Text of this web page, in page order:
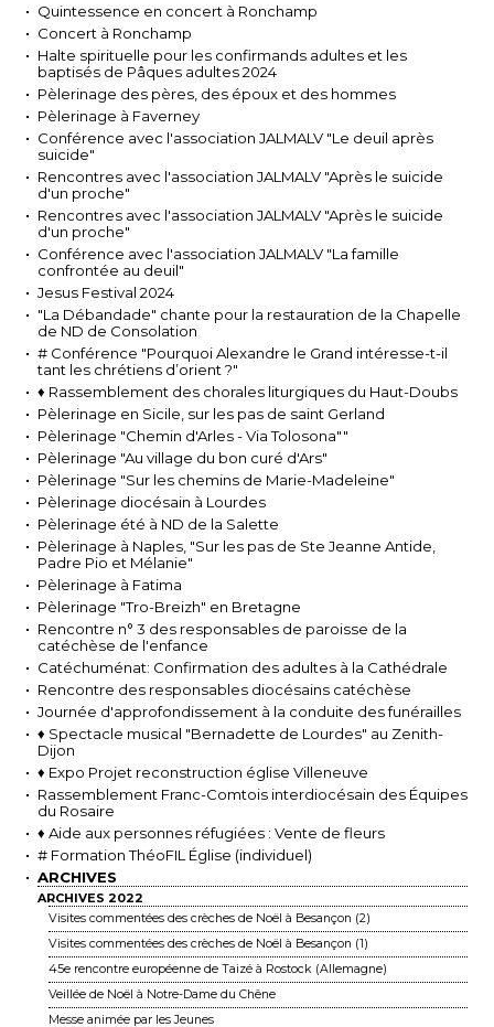
Quintessence en concert à Ronchamp
Concert à Ronchamp
Halte spirituelle pour les confirmands adultes et les
baptisés de Pâques adultes 2024
Pèlerinage des pères, des époux et des hommes
Pèlerinage à Faverney
Conférence avec l'association JALMALV "Le deuil après
suicide"
Rencontres avec l'association JALMALV "Après le suicide
d'un proche"
Rencontres avec l'association JALMALV "Après le suicide
d'un proche"
Conférence avec l'association JALMALV "La famille
confrontée au deuil"
Jesus Festival 2024
"La Débandade" chante pour la restauration de la Chapelle
de ND de Consolation
# Conférence "Pourquoi Alexandre le Grand intéresse-t-il
tant les chrétiens d’orient ?"
♦ Rassemblement des chorales liturgiques du Haut-Doubs
Pèlerinage en Sicile, sur les pas de saint Gerland
Pèlerinage "Chemin d'Arles - Via Tolosona""
Pèlerinage "Au village du bon curé d'Ars"
Pèlerinage "Sur les chemins de Marie-Madeleine"
Pèlerinage diocésain à Lourdes
Pèlerinage été à ND de la Salette
Pèlerinage à Naples, "Sur les pas de Ste Jeanne Antide,
Padre Pio et Mélanie"
Pèlerinage à Fatima
Pèlerinage "Tro-Breizh" en Bretagne
Rencontre n° 3 des responsables de paroisse de la
catéchèse de l'enfance
Catéchuménat: Confirmation des adultes à la Cathédrale
Rencontre des responsables diocésains catéchèse
Journée d'approfondissement à la conduite des funérailles
♦ Spectacle musical "Bernadette de Lourdes" au Zenith-
Dijon
♦ Expo Projet reconstruction église Villeneuve
Rassemblement Franc-Comtois interdiocésain des Équipes
du Rosaire
♦ Aide aux personnes réfugiées : Vente de fleurs
# Formation ThéoFIL Église (individuel)
ARCHIVES
ARCHIVES 2022
Visites commentées des crèches de Noël à Besançon (2)
Visites commentées des crèches de Noël à Besançon (1)
45e rencontre européenne de Taizé à Rostock (Allemagne)
Veillée de Noël à Notre-Dame du Chêne
Messe animée par les Jeunes